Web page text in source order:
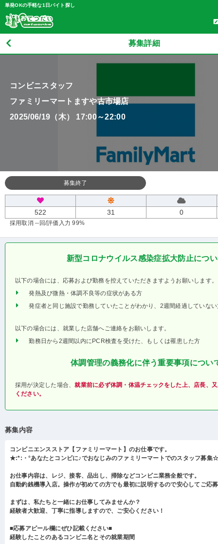
単発OKの手軽な1日バイト探し
募集詳細
コンビニスタッフ
ファミリーマートますや古市場店
2025/06/19（木） 17:00～22:00
募集終了
522 31 0
採用取消 --回/評価入力 99%
新型コロナウイルス感染症拡大防止につ
以下の場合には、応募および勤務を控えていただきますようお願いします。
発熱及び微熱・体調不良等の症状がある方
発症者と同じ施設で勤務していたことがわかり、2週間経過していな
以下の場合には、就業した店舗へご連絡をお願いします。
勤務日から2週間以内にPCR検査を受けた、もしくは罹患した方
体調管理の義務化に伴う重要事項につい
採用が決定した場合、就業前に必ず体調・体温チェックをした上、店長、
ください。
募集内容
コンビニエンスストア【ファミリーマート】のお仕事です。
★:*:・°あなたとコンビに♪でおなじみのファミリーマートでのスタッフ募集
お仕事内容は、レジ、接客、品出し、掃除などコンビニ業務全般です。
自動釣銭機導入店。操作が初めての方でも最初に説明するので安心してご応
まずは、私たちと一緒にお仕事してみませんか？
経験者大歓迎、丁寧に指導しますので、ご安心ください！
■応募アピール欄にぜひ記載ください■
経験したことのあるコンビニ名とその就業期間